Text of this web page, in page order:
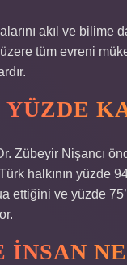
akıl ve bilime
tüm evreni
Zübeyir Nişancı
halkının yüzde
ettiğini ve yüzde
INSAN